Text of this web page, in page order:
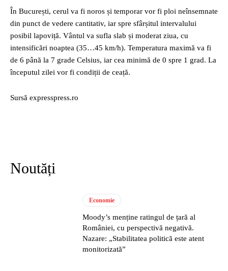
În București, cerul va fi noros și temporar vor fi ploi neînsemnate
din punct de vedere cantitativ, iar spre sfârșitul intervalului
posibil lapoviță. Vântul va sufla slab și moderat ziua, cu
intensificări noaptea (35…45 km/h). Temperatura maximă va fi
de 6 până la 7 grade Celsius, iar cea minimă de 0 spre 1 grad. La
începutul zilei vor fi condiții de ceață.
Sursă expresspress.ro
Noutăți
Economie
Moody’s menține ratingul de țară al
României, cu perspectivă negativă.
Nazare: „Stabilitatea politică este atent
monitorizată”